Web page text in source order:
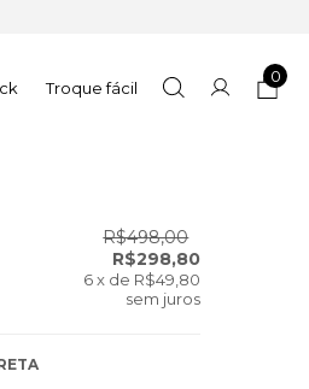
Troque fácil
0
R$498,00
R$298,80
6 x de R$49,80
sem juros